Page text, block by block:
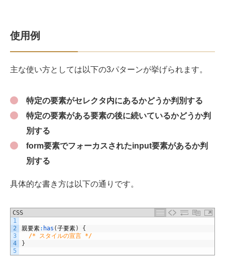
使用例
主な使い方としては以下の3パターンが挙げられます。
特定の要素がセレクタ内にあるかどうか判別する
特定の要素がある要素の後に続いているかどうか判
別する
form要素でフォーカスされたinput要素があるか判
別する
具体的な書き方は以下の通りです。
CSS
1
2
3
4
5
親要素: has (子要素)
{
/* スタイルの宣言 */
}